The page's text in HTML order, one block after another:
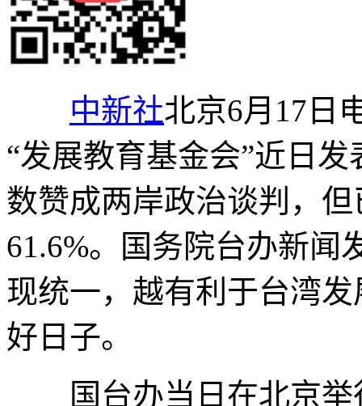
中新社北京6月17日
“发展教育基金会”近日
数赞成两岸政治谈判，
61.6%。国务院台办新闻
现统一，越有利于台湾
好日子。
国台办当日在北京举